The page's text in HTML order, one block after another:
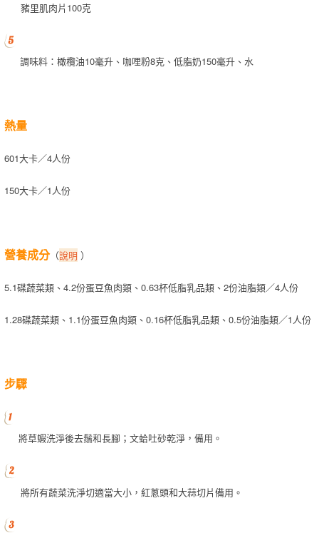
豬里肌肉片100克
調味料：橄欖油10毫升、咖哩粉8克、低脂奶150毫升、水
熱量
601大卡／4人份
150大卡／1人份
營養成分（說明 ）
5.1碟蔬菜類、4.2份蛋豆魚肉類、0.63杯低脂乳品類、2份油脂類／4人份
1.28碟蔬菜類、1.1份蛋豆魚肉類、0.16杯低脂乳品類、0.5份油脂類／1人份
步驟
將草蝦洗淨後去鬚和長腳；文蛤吐砂乾淨，備用。
將所有蔬菜洗淨切適當大小，紅蔥頭和大蒜切片備用。